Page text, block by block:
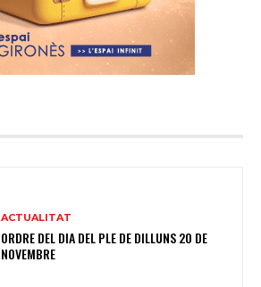
ACTUALITAT
ORDRE DEL DIA DEL PLE DE DILLUNS 20 DE
NOVEMBRE